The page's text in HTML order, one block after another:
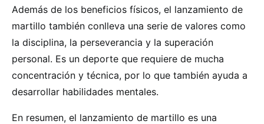
Además de los beneficios físicos, el lanzamiento de
martillo también conlleva una serie de valores como
la disciplina, la perseverancia y la superación
personal. Es un deporte que requiere de mucha
concentración y técnica, por lo que también ayuda a
desarrollar habilidades mentales.
En resumen, el lanzamiento de martillo es una